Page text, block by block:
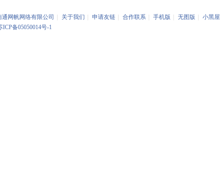
通网帆网络有限公司 关于我们 申请友链 合作联系 手机版 无图版 小黑屋
ICP备05050014号-1